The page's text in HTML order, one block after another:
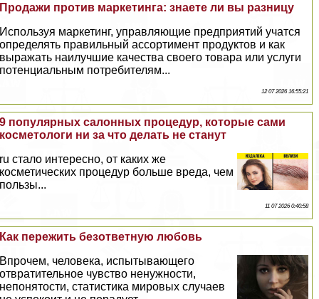
Продажи против маркетинга: знаете ли вы разницу
Используя маркетинг, управляющие предприятий учатся
определять правильный ассортимент продуктов и как
выражать наилучшие качества своего товара или услуги
потенциальным потребителям...
12 07 2026 16:55:21
9 популярных салонных процедур, которые сами
косметологи ни за что делать не станут
ru стало интересно, от каких же
косметических процедур больше вреда, чем
пользы...
11 07 2026 0:40:58
Как пережить безответную любовь
Впрочем, человека, испытывающего
отвратительное чувство ненужности,
непонятости, статистика мировых случаев